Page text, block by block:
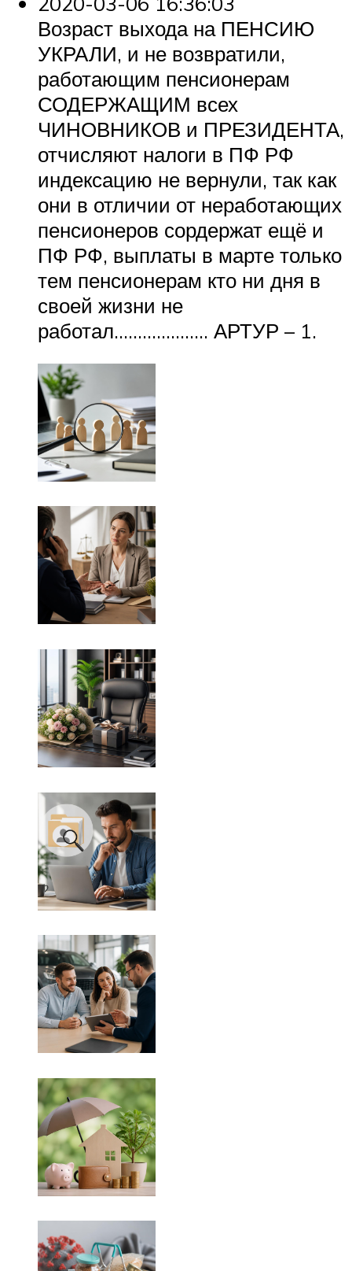
Возраст выхода на ПЕНСИЮ
УКРАЛИ, и не возвратили,
работающим пенсионерам
СОДЕРЖАЩИМ всех
ЧИНОВНИКОВ и ПРЕЗИДЕНТА,
отчисляют налоги в ПФ РФ
индексацию не вернули, так как
они в отличии от неработающих
пенсионеров сордержат ещё и
ПФ РФ, выплаты в марте только
тем пенсионерам кто ни дня в
своей жизни не
работал……………….. АРТУР – 1.